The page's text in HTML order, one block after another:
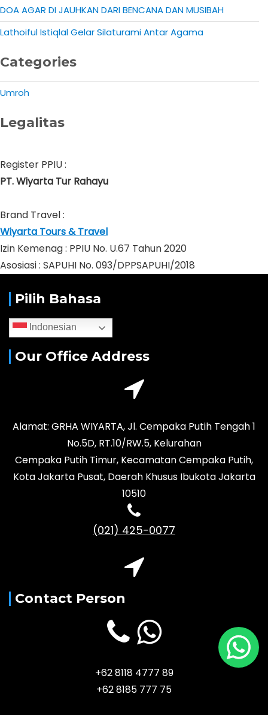
DOA AGAR DI JAUHKAN DARI BENCANA DAN MUSIBAH
Lathoiful Istiqlal Gelar Silaturami Antar Agama
Categories
Umroh
Legalitas
Register PPIU :
PT. Wiyarta Tur Rahayu
Brand Travel :
Wiyarta Tours & Travel
Izin Kemenag : PPIU No. U.67 Tahun 2020
Asosiasi : SAPUHI No. 093/DPPSAPUHI/2018
Pilih Bahasa
Indonesian
Our Office Address
Alamat: GRHA WIYARTA, Jl. Cempaka Putih Tengah 1
No.5D, RT.10/RW.5, Kelurahan
Cempaka Putih Timur, Kecamatan Cempaka Putih,
Kota Jakarta Pusat, Daerah Khusus Ibukota Jakarta
10510
(021) 425-0077
Contact Person
+62 8118 4777 89
+62 8185 777 75